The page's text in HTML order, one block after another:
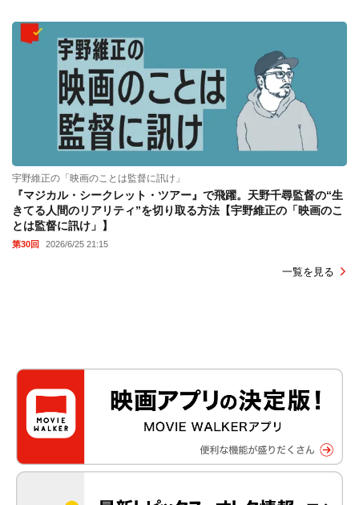
宇野維正の「映画のことは監督に訊け」
『マジカル・シークレット・ツアー』で飛躍。天野千尋監督の“生
きてる人間のリアリティ”を切り取る方法【宇野維正の「映画のこ
とは監督に訊け」】
第30回 2026/6/25 21:15
一覧を見る